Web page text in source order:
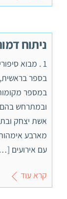
ניתוח
1 . מבוא
בספר
במספר
ובמתרחש
אשת יצחק
מארבע
עם אירועים
קרא עוד